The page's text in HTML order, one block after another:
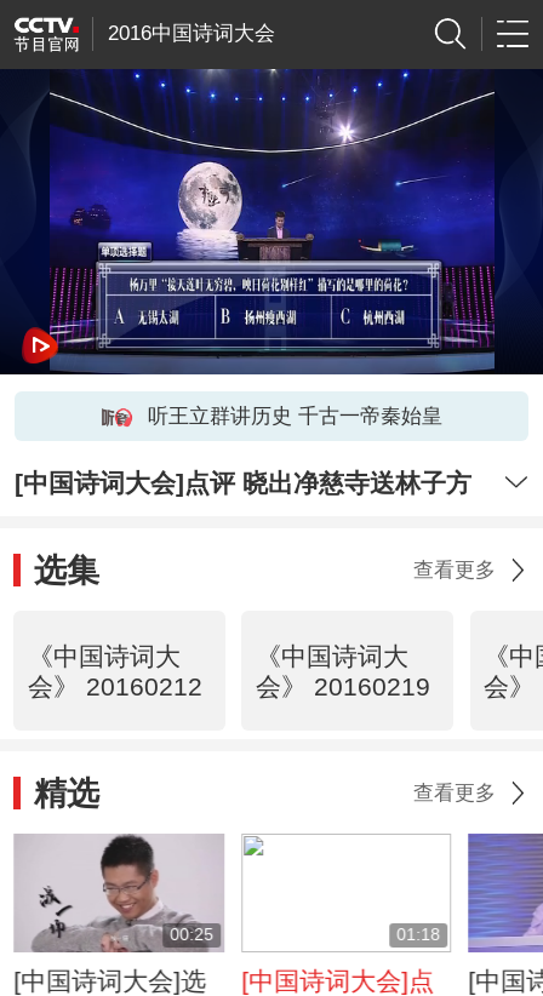
2016中国诗词大会
听王立群讲历史 千古一帝秦始皇
[中国诗词大会]点评 晓出净慈寺送林子方
选集 查看更多
《中国诗词大
会》 20160212
《中国诗词大
会》 20160219
《
会》
精选 查看更多
00:25
[中国诗词大会]选
01:18
[中国诗词大会]点
[中国